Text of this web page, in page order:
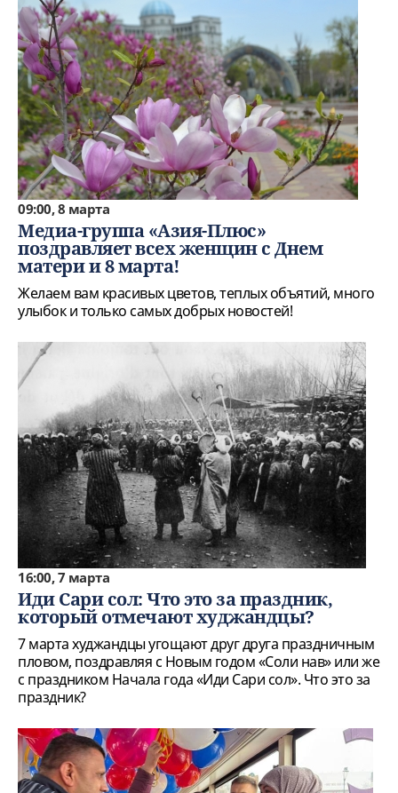
09:00, 8 марта
Медиа-группа «Азия-Плюс»
поздравляет всех женщин с Днем
матери и 8 марта!
Желаем вам красивых цветов, теплых объятий, много
улыбок и только самых добрых новостей!
16:00, 7 марта
Иди Сари сол: Что это за праздник,
который отмечают худжандцы?
7 марта худжандцы угощают друг друга праздничным
пловом, поздравляя с Новым годом «Соли нав» или же
с праздником Начала года «Иди Сари сол». Что это за
праздник?